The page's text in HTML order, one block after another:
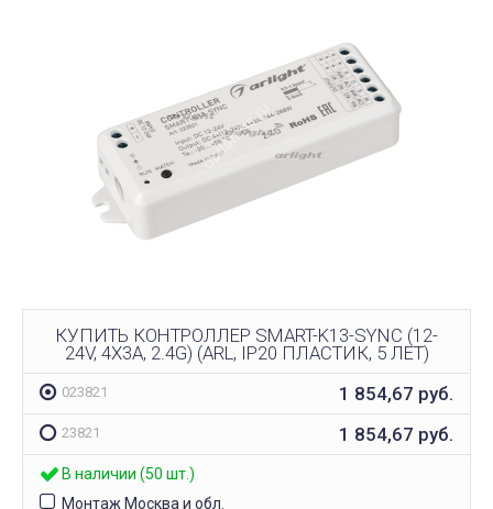
КУПИТЬ КОНТРОЛЛЕР SMART-K13-SYNC (12-
24V, 4X3A, 2.4G) (ARL, IP20 ПЛАСТИК, 5 ЛЕТ)
023821 1 854,67 руб.
23821 1 854,67 руб.
В наличии (50 шт.)
Монтаж Москва и обл.